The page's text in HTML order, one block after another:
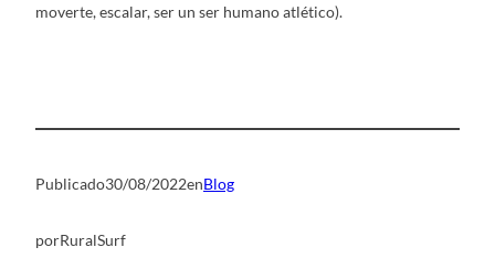
moverte, escalar, ser un ser humano atlético).
Publicado30/08/2022enBlog
porRuralSurf